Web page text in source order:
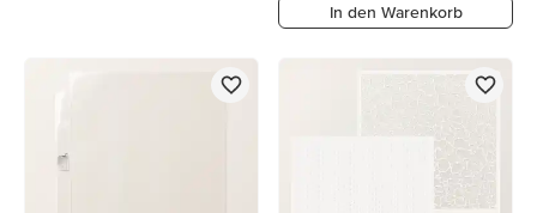
In den Warenkorb